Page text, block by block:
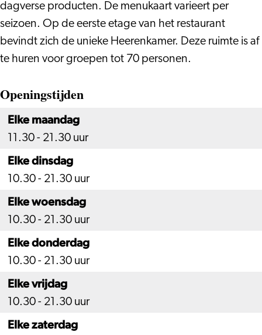
dagverse producten. De menukaart varieert per
seizoen. Op de eerste etage van het restaurant
bevindt zich de unieke Heerenkamer. Deze ruimte is af
te huren voor groepen tot 70 personen.
Openingstijden
Elke maandag
11.30 - 21.30 uur
Elke dinsdag
10.30 - 21.30 uur
Elke woensdag
10.30 - 21.30 uur
Elke donderdag
10.30 - 21.30 uur
Elke vrijdag
10.30 - 21.30 uur
Elke zaterdag